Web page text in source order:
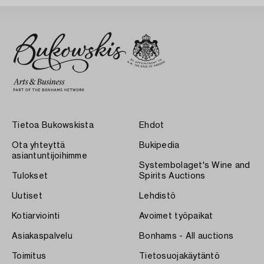
Tietoa Bukowskista
Ota yhteyttä
asiantuntijoihimme
Tulokset
Uutiset
Kotiarviointi
Asiakaspalvelu
Toimitus
Ehdot
Bukipedia
Systembolaget's Wine and
Spirits Auctions
Lehdistö
Avoimet työpaikat
Bonhams - All auctions
Tietosuojakäytäntö